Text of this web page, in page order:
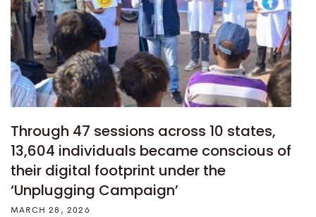
Through 47 sessions across 10 states,
13,604 individuals became conscious of
their digital footprint under the
‘Unplugging Campaign’
MARCH 28, 2026